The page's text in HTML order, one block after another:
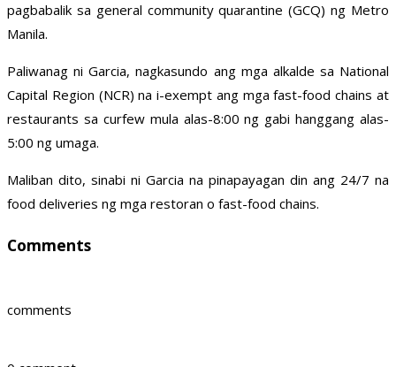
pagbabalik sa general community quarantine (GCQ) ng Metro
Manila.
Paliwanag ni Garcia, nagkasundo ang mga alkalde sa National
Capital Region (NCR) na i-exempt ang mga fast-food chains at
restaurants sa curfew mula alas-8:00 ng gabi hanggang alas-
5:00 ng umaga.
Maliban dito, sinabi ni Garcia na pinapayagan din ang 24/7 na
food deliveries ng mga restoran o fast-food chains.
Comments
comments